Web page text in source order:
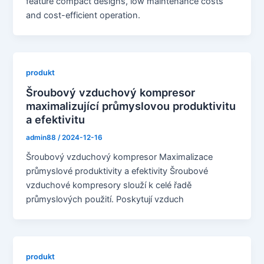
and cost-efficient operation.
produkt
Šroubový vzduchový kompresor
maximalizující průmyslovou produktivitu
a efektivitu
admin88/2024-12-16
Šroubový vzduchový kompresor Maximalizace
průmyslové produktivity a efektivity Šroubové
vzduchové kompresory slouží k celé řadě
průmyslových použití. Poskytují vzduch
produkt